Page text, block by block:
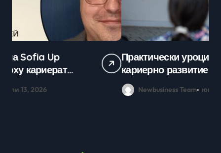
Практически уроци по бизнес и
кариерно развитие събраха
Newbusiness Team юни 26, 2026